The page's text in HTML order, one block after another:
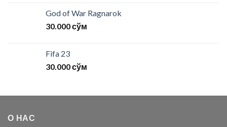
God of War Ragnarok
30.000сўм
Fifa 23
30.000сўм
О НАС